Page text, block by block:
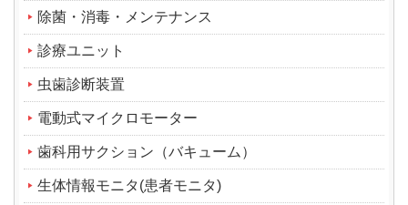
除菌・消毒・メンテナンス
診療ユニット
虫歯診断装置
電動式マイクロモーター
歯科用サクション（バキューム）
生体情報モニタ(患者モニタ)